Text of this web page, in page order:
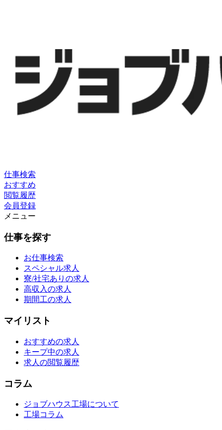
仕事検索
おすすめ
閲覧履歴
会員登録
メニュー
仕事を探す
お仕事検索
スペシャル求人
寮/社宅ありの求人
高収入の求人
期間工の求人
マイリスト
おすすめの求人
キープ中の求人
求人の閲覧履歴
コラム
ジョブハウス工場について
工場コラム